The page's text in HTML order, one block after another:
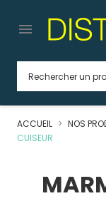

ACCUEIL NOS
CUISEUR